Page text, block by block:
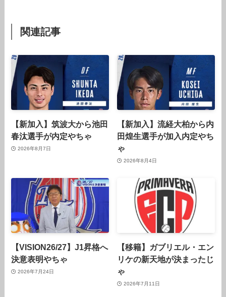
関連記事
【新加入】筑波大から池田
春汰選手が内定やちゃ
2026年8月7日
【新加入】流経大柏から内
田煌生選手が加入内定やち
ゃ
2026年8月4日
【VISION26/27】J1昇格へ
決意表明やちゃ
2026年7月24日
【移籍】ガブリエル・エン
リケの新天地が決まったじ
ゃ
2026年7月11日